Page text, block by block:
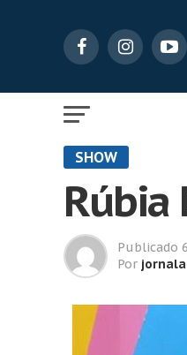
SHOW
Publicado
Por